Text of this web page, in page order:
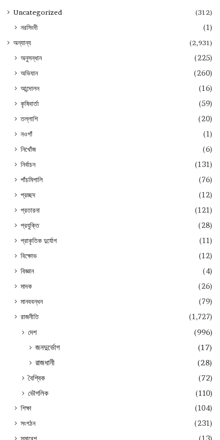
Uncategorized (312)
নরসিংদী (1)
অন্যান্য (2,931)
অনুসন্ধান
(225)
অভিযান
(260)
আন্দোলন
(16)
কৃষিবার্তা
(59)
তল্লাশি
(20)
নওগাঁ
(1)
নিখোঁজ
(6)
নির্বাচন
(131)
পাঁচমিশালি
(76)
প্রচ্ছদ
(12)
প্রতারনা
(121)
প্রযুক্তি
(28)
প্রাকৃতিক দুর্যোগ
(11)
বিক্ষোভ
(12)
বিজ্ঞান
(4)
মাদক
(26)
মানববন্ধন
(79)
রাজনীতি
(1,727)
দেশ
(996)
জনদুর্ভোগ
(17)
রাজধানী
(28)
বৈশ্বিক
(72)
ভৌগলিক
(110)
শিক্ষা
(104)
সংগঠন
(231)